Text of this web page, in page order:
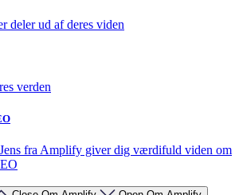
deler ud af deres viden
verden
fra Amplify giver dig værdifuld viden om